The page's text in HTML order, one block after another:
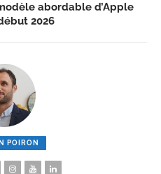
abordable d’Apple
2026
POIRON